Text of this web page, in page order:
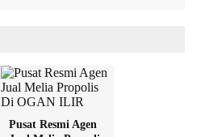
Pusat Resmi Agen